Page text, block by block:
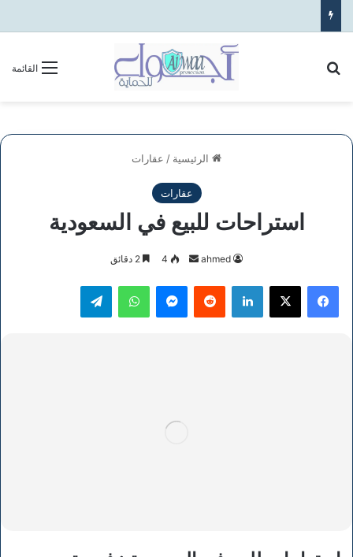
القائمة
الرئيسية / عقارات
عقارات
استراحات للبيع في السعودية
ahmed
أرسل
إلكترونيا
4
فيسبوك ‫X لينكدإن ماسنجر واتساب تيلقرام